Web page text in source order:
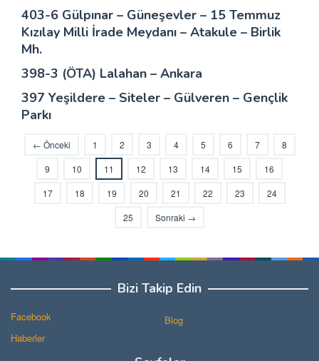
403-6 Gülpınar – Güneşevler – 15 Temmuz
Kızılay Milli İrade Meydanı – Atakule – Birlik
Mh.
398-3 (ÖTA) Lalahan – Ankara
397 Yeşildere – Siteler – Gülveren – Gençlik
Parkı
← Önceki 1 2 3 4 5 6 7
8
9
10 11 12 13 14 15
16
17
18 19 20 21 22 23
24
25
Sonraki →
Bizi Takip Edin
Facebook
Haberler
Blog